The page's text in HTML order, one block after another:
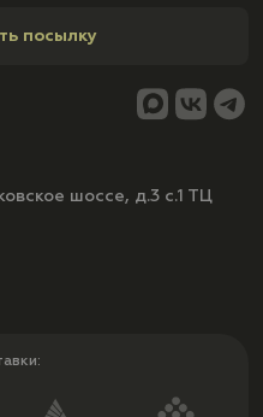
посылку
шоссе, д.3 с.1 ТЦ